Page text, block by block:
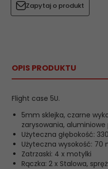
Zapytaj o produkt
OPIS PRODUKTU
Flight case 5U.
5mm sklejka, czarne
zarysowania,
Użyteczna głębokość:
Użyteczna wysokość: 70
Zatrzaski: 4 x motylki
Rączka: 2 x Stalowa,